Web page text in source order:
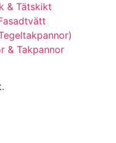
& Tätskikt
& Takpannor